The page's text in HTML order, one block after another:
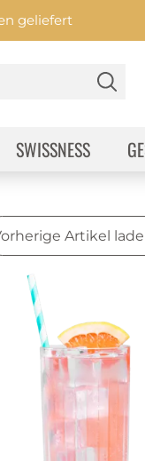
geliefert
SWISSNESS
Artikel